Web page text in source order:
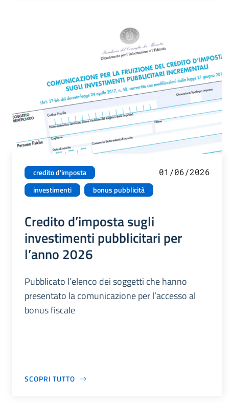
credito d'imposta
investimenti
bonus pubblicità
01/06/2026
Credito d’imposta sugli
investimenti pubblicitari per
l’anno 2026
Pubblicato l’elenco dei soggetti che hanno
presentato la comunicazione per l’accesso al
bonus fiscale
SCOPRI TUTTO